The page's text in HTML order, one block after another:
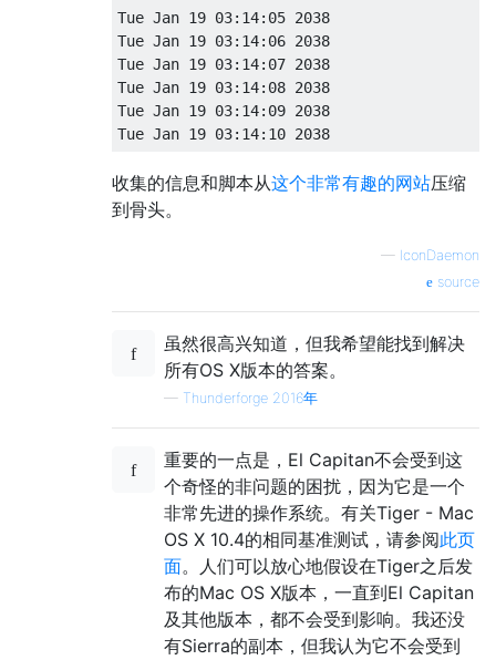
Tue Jan 19 03:14:05 2038
Tue Jan 19 03:14:06 2038
Tue Jan 19 03:14:07 2038
Tue Jan 19 03:14:08 2038
Tue Jan 19 03:14:09 2038
收集的信息和脚本从这个非常有趣的网站压缩
到骨头。
— IconDaemon
source
虽然很高兴知道，但我希望能找到解决
所有OS X版本的答案。
— Thunderforge 2016年
重要的一点是，El Capitan不会受到这
个奇怪的非问题的困扰，因为它是一个
非常先进的操作系统。有关Tiger - Mac
OS X 10.4的相同基准测试，请参阅此页
面。人们可以放心地假设在Tiger之后发
布的Mac OS X版本，一直到El Capitan
及其他版本，都不会受到影响。我还没
有Sierra的副本，但我认为它不会受到